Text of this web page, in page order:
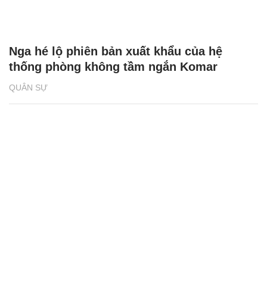
QUÂN SỰ
Nga hé lộ phiên bản xuất khẩu của hệ
thống phòng không tầm ngắn Komar